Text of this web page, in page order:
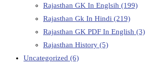
Rajasthan GK In Englsih (199)
Rajasthan Gk In Hindi (219)
Rajasthan GK PDF In English (3)
Rajasthan History (5)
Uncategorized (6)